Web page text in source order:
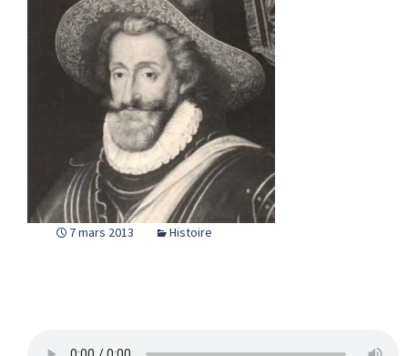
7 mars 2013 Histoire